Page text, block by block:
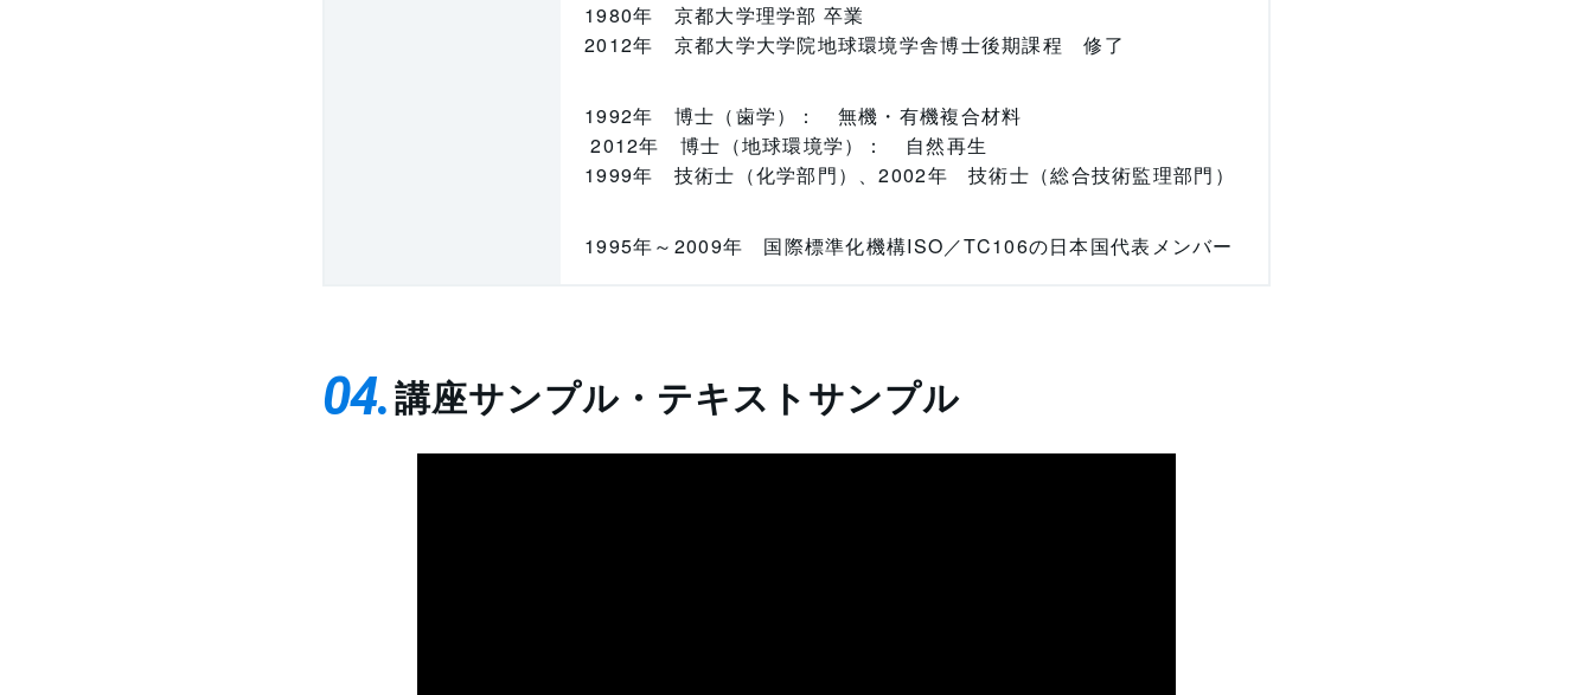
1980年 京都大学理学部 卒業
2012年 京都大学大学院地球環境学舎博士後期課程 修了
1992年 博士（歯学）： 無機・有機複合材料
2012年 博士（地球環境学）： 自然再生
1999年 技術士（化学部門）、2002年 技術士（総合技術監理部門）
1995年～2009年 国際標準化機構ISO／TC106の日本国代表メンバー
04 講座サンプル・テキストサンプル